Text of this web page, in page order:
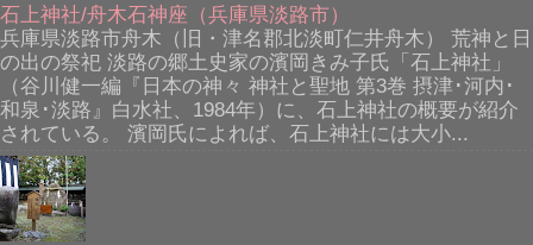
石上神社/舟木石神座（兵庫県淡路市）
兵庫県淡路市舟木（旧・津名郡北淡町仁井舟木） 荒神と日
の出の祭祀 淡路の郷土史家の濱岡きみ子氏「石上神社」
（谷川健一編『日本の神々 神社と聖地 第3巻 摂津･河内･
和泉･淡路』白水社、1984年）に、石上神社の概要が紹介
されている。 濱岡氏によれば、石上神社には大小...